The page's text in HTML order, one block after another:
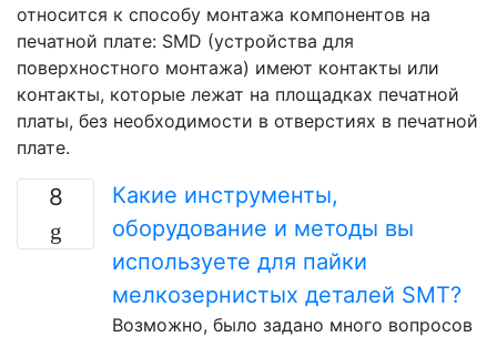
относится к способу монтажа компонентов на
печатной плате: SMD (устройства для
поверхностного монтажа) имеют контакты или
контакты, которые лежат на площадках печатной
платы, без необходимости в отверстиях в печатной
плате.
8
Какие инструменты,
оборудование и методы вы
используете для пайки
мелкозернистых деталей SMT?
Возможно, было задано много вопросов